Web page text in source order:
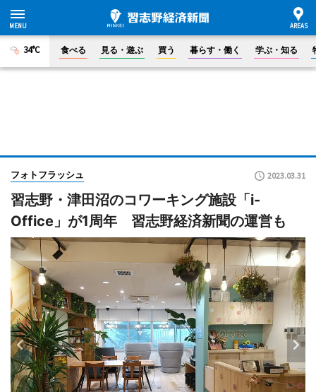
34°C 食べる 見る・遊ぶ 買う 暮らす・働く 学ぶ・知る
フォトフラッシュ 2023.03.31
習志野・津田沼のコワーキング施設「i-
Office」が1周年 習志野経済新聞の運営も